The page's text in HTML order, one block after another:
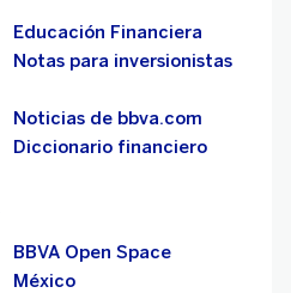
Educación Financiera
Notas para inversionistas
Noticias de bbva.com
Diccionario financiero
BBVA Open Space
México